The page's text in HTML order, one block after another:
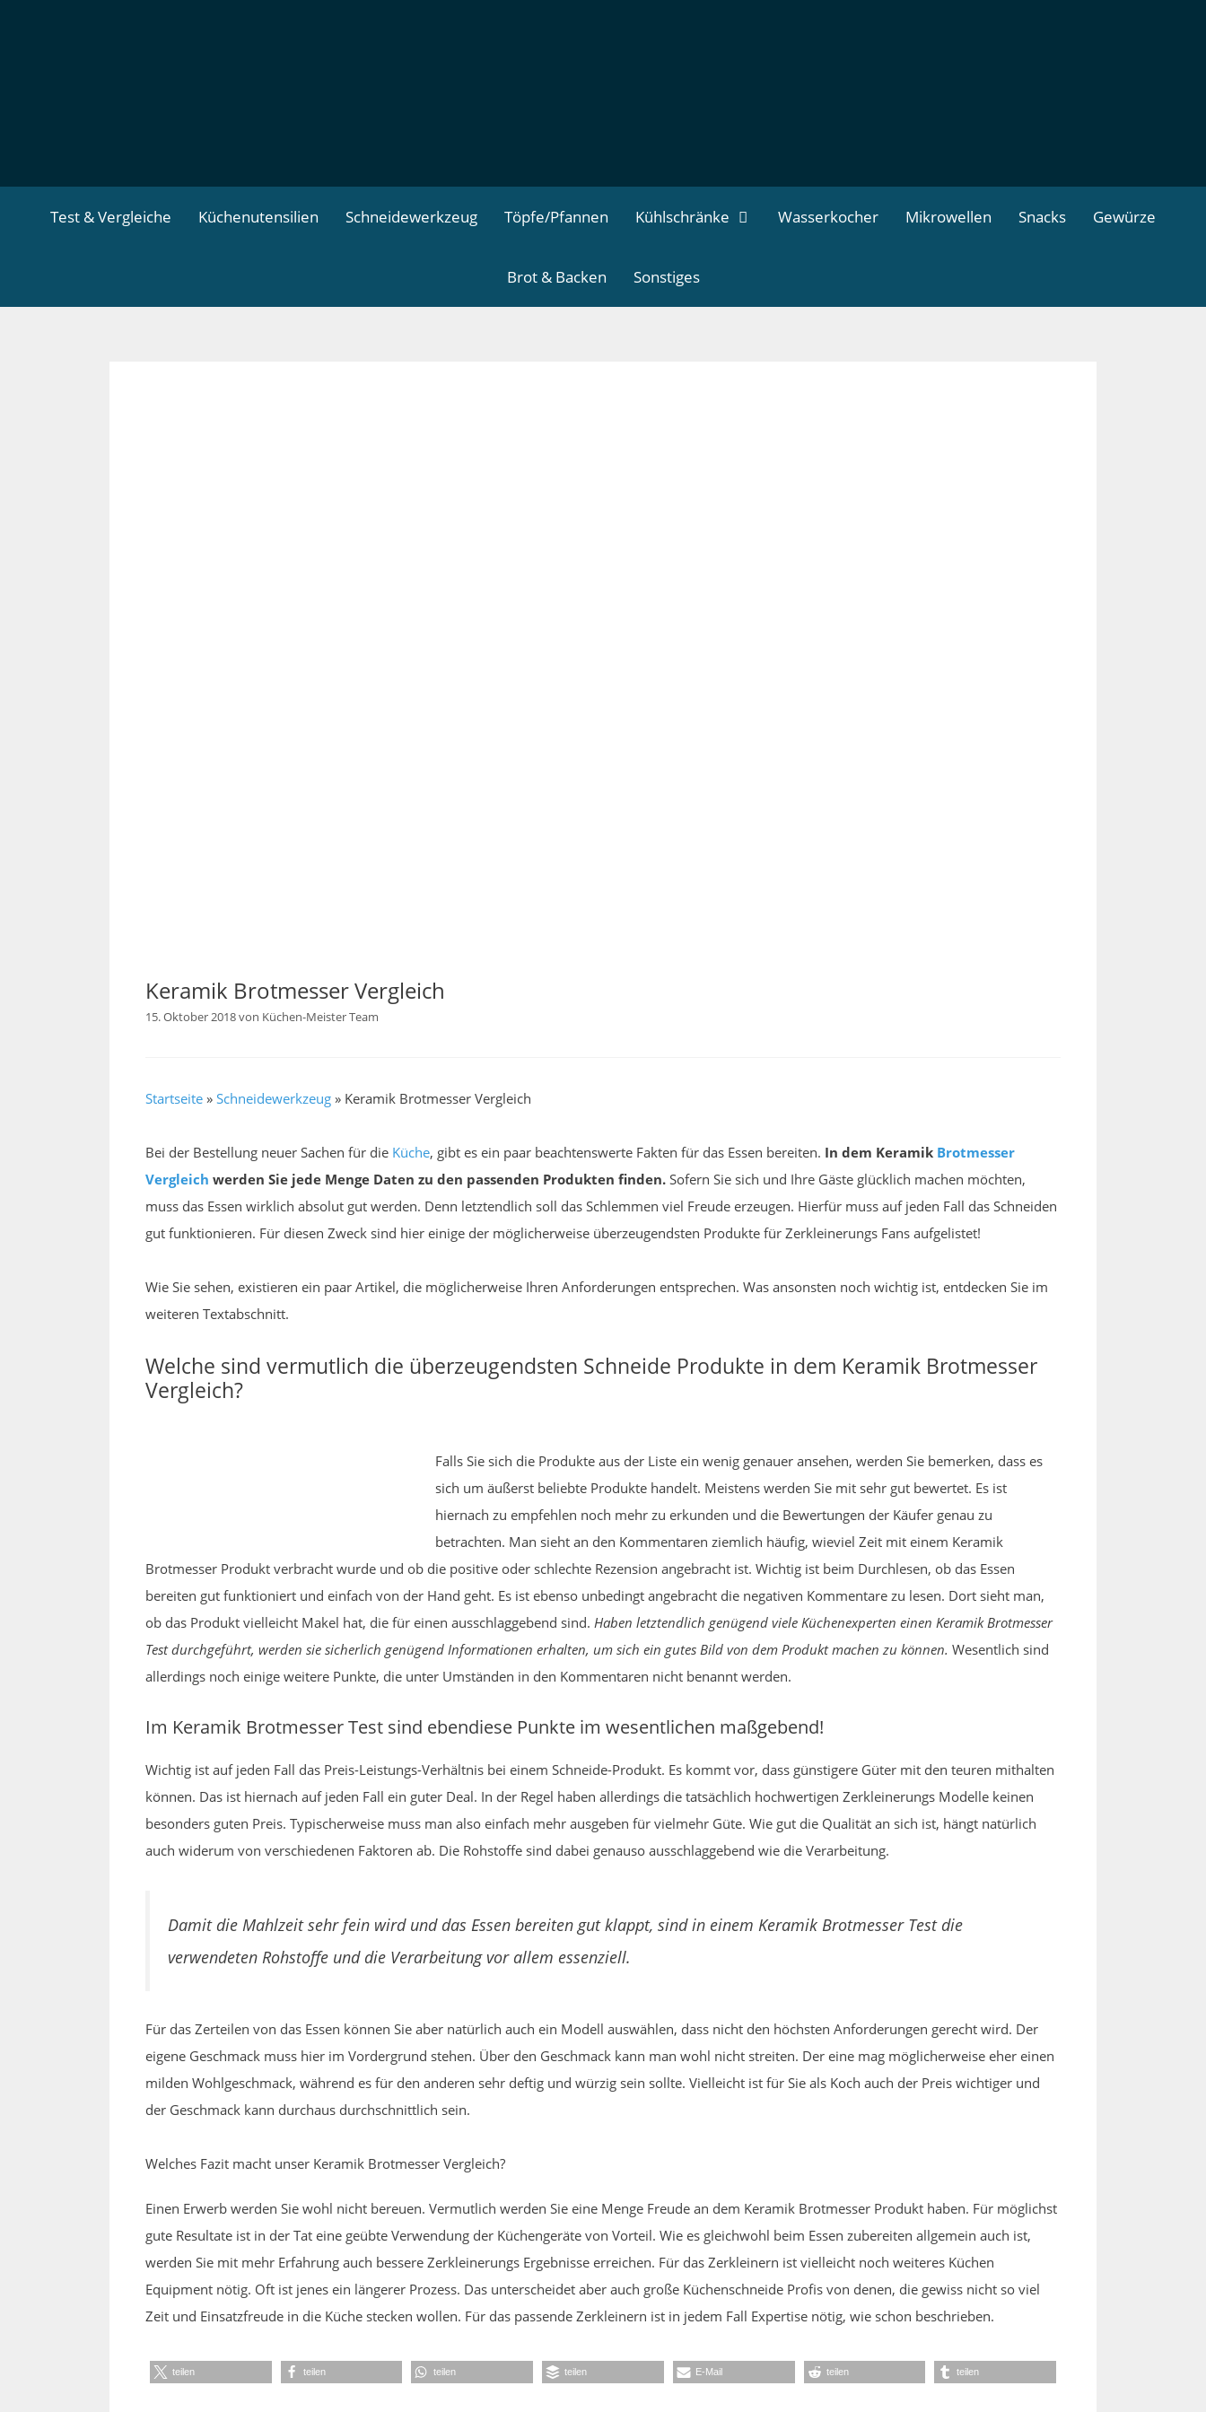
Test & Vergleiche Küchenutensilien Schneidewerkzeug Töpfe/Pfannen Kühlschränke Wasserkocher Mikrowellen Snacks Gewürze
Brot & Backen Sonstiges
Keramik Brotmesser Vergleich
15. Oktober 2018von Küchen-Meister Team
Startseite » Schneidewerkzeug » Keramik Brotmesser Vergleich
Bei der Bestellung neuer Sachen für die Küche, gibt es ein paar beachtenswerte Fakten für das Essen bereiten. In dem Keramik Brotmesser
Vergleich werden Sie jede Menge Daten zu den passenden Produkten finden. Sofern Sie sich und Ihre Gäste glücklich machen möchten,
muss das Essen wirklich absolut gut werden. Denn letztendlich soll das Schlemmen viel Freude erzeugen. Hierfür muss auf jeden Fall das Schneiden
gut funktionieren. Für diesen Zweck sind hier einige der möglicherweise überzeugendsten Produkte für Zerkleinerungs Fans aufgelistet!
Wie Sie sehen, existieren ein paar Artikel, die möglicherweise Ihren Anforderungen entsprechen. Was ansonsten noch wichtig ist, entdecken Sie im
weiteren Textabschnitt.
Welche sind vermutlich die überzeugendsten Schneide Produkte in dem Keramik Brotmesser
Vergleich?
Falls Sie sich die Produkte aus der Liste ein wenig genauer ansehen, werden Sie bemerken, dass es
sich um äußerst beliebte Produkte handelt. Meistens werden Sie mit sehr gut bewertet. Es ist
hiernach zu empfehlen noch mehr zu erkunden und die Bewertungen der Käufer genau zu
betrachten. Man sieht an den Kommentaren ziemlich häufig, wieviel Zeit mit einem Keramik
Brotmesser Produkt verbracht wurde und ob die positive oder schlechte Rezension angebracht ist. Wichtig ist beim Durchlesen, ob das Essen
bereiten gut funktioniert und einfach von der Hand geht. Es ist ebenso unbedingt angebracht die negativen Kommentare zu lesen. Dort sieht man,
ob das Produkt vielleicht Makel hat, die für einen ausschlaggebend sind. Haben letztendlich genügend viele Küchenexperten einen Keramik Brotmesser
Test durchgeführt, werden sie sicherlich genügend Informationen erhalten, um sich ein gutes Bild von dem Produkt machen zu können. Wesentlich sind
allerdings noch einige weitere Punkte, die unter Umständen in den Kommentaren nicht benannt werden.
Im Keramik Brotmesser Test sind ebendiese Punkte im wesentlichen maßgebend!
Wichtig ist auf jeden Fall das Preis-Leistungs-Verhältnis bei einem Schneide-Produkt. Es kommt vor, dass günstigere Güter mit den teuren mithalten
können. Das ist hiernach auf jeden Fall ein guter Deal. In der Regel haben allerdings die tatsächlich hochwertigen Zerkleinerungs Modelle keinen
besonders guten Preis. Typischerweise muss man also einfach mehr ausgeben für vielmehr Güte. Wie gut die Qualität an sich ist, hängt natürlich
auch widerum von verschiedenen Faktoren ab. Die Rohstoffe sind dabei genauso ausschlaggebend wie die Verarbeitung.
Damit die Mahlzeit sehr fein wird und das Essen bereiten gut klappt, sind in einem Keramik Brotmesser Test die
verwendeten Rohstoffe und die Verarbeitung vor allem essenziell.
Für das Zerteilen von das Essen können Sie aber natürlich auch ein Modell auswählen, dass nicht den höchsten Anforderungen gerecht wird. Der
eigene Geschmack muss hier im Vordergrund stehen. Über den Geschmack kann man wohl nicht streiten. Der eine mag möglicherweise eher einen
milden Wohlgeschmack, während es für den anderen sehr deftig und würzig sein sollte. Vielleicht ist für Sie als Koch auch der Preis wichtiger und
der Geschmack kann durchaus durchschnittlich sein.
Welches Fazit macht unser Keramik Brotmesser Vergleich?
Einen Erwerb werden Sie wohl nicht bereuen. Vermutlich werden Sie eine Menge Freude an dem Keramik Brotmesser Produkt haben. Für möglichst
gute Resultate ist in der Tat eine geübte Verwendung der Küchengeräte von Vorteil. Wie es gleichwohl beim Essen zubereiten allgemein auch ist,
werden Sie mit mehr Erfahrung auch bessere Zerkleinerungs Ergebnisse erreichen. Für das Zerkleinern ist vielleicht noch weiteres Küchen
Equipment nötig. Oft ist jenes ein längerer Prozess. Das unterscheidet aber auch große Küchenschneide Profis von denen, die gewiss nicht so viel
Zeit und Einsatzfreude in die Küche stecken wollen. Für das passende Zerkleinern ist in jedem Fall Expertise nötig, wie schon beschrieben.
teilen teilen teilen teilen E-Mail teilen teilen